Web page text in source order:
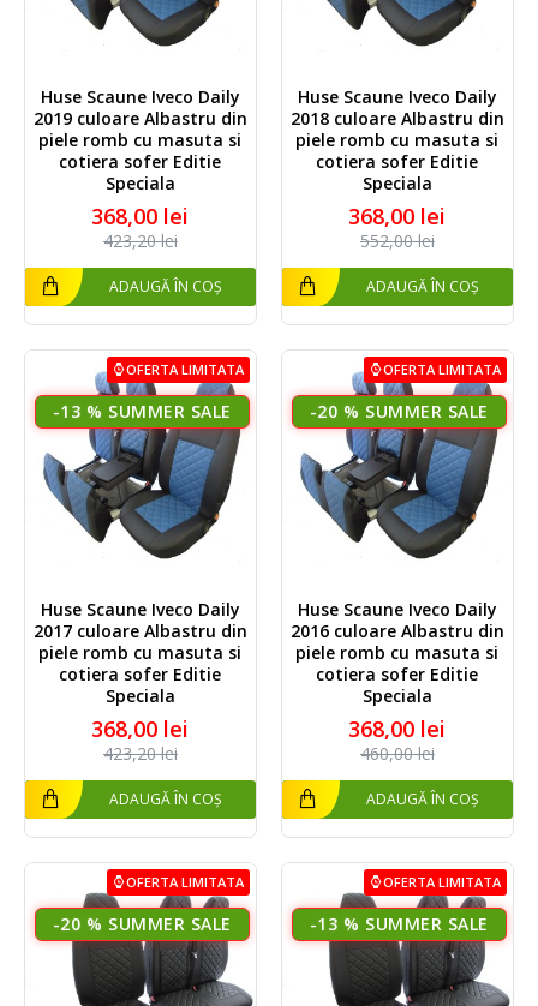
Huse Scaune Iveco Daily
2019 culoare Albastru din
piele romb cu masuta si
cotiera sofer Editie
Speciala
368,00 lei
423,20 lei
ADAUGĂ ÎN COȘ
Huse Scaune Iveco Daily
2018 culoare Albastru din
piele romb cu masuta si
cotiera sofer Editie
Speciala
368,00 lei
552,00 lei
ADAUGĂ ÎN COȘ
OFERTA LIMITATA
-13 %
Huse Scaune Iveco Daily
2017 culoare Albastru din
piele romb cu masuta si
cotiera sofer Editie
Speciala
368,00 lei
423,20 lei
ADAUGĂ ÎN COȘ
OFERTA LIMITATA
-20 %
Huse Scaune Iveco Daily
2016 culoare Albastru din
piele romb cu masuta si
cotiera sofer Editie
Speciala
368,00 lei
460,00 lei
ADAUGĂ ÎN COȘ
OFERTA LIMITATA
-20 %
OFERTA LIMITATA
-13 %